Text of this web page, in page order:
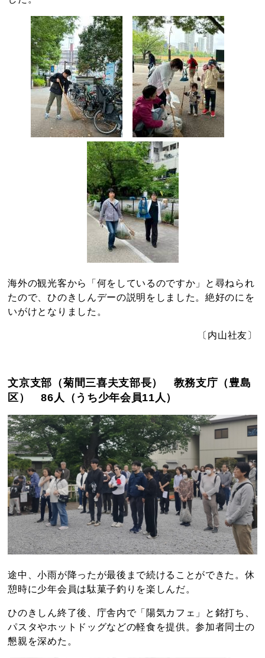
海外の観光客から「何をしているのですか」と尋ねられ
たので、ひのきしんデーの説明をしました。絶好のにを
いがけとなりました。
〔内山社友〕
文京支部（菊間三喜夫支部長） 教務支庁（豊島
区） 86人（うち少年会員11人）
途中、小雨が降ったが最後まで続けることができた。休
憩時に少年会員は駄菓子釣りを楽しんだ。
ひのきしん終了後、庁舎内で「陽気カフェ」と銘打ち、
パスタやホットドッグなどの軽食を提供。参加者同士の
懇親を深めた。